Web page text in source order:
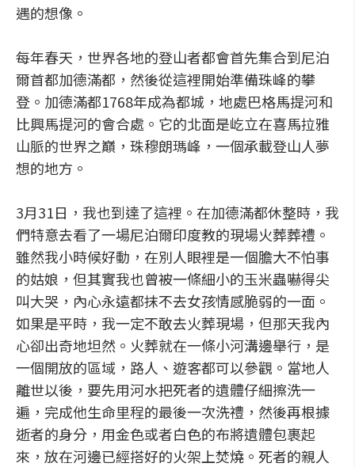
遇的想像。
每年春天，世界各地的登山者都會首先集合到尼泊
爾首都加德滿都，然後從這裡開始準備珠峰的攀
登。加德滿都1768年成為都城，地處巴格馬提河和
比興馬提河的會合處。它的北面是屹立在喜馬拉雅
山脈的世界之巔，珠穆朗瑪峰，一個承載登山人夢
想的地方。
3月31日，我也到達了這裡。在加德滿都休整時，我
們特意去看了一場尼泊爾印度教的現場火葬葬禮。
雖然我小時候好動，在別人眼裡是一個膽大不怕事
的姑娘，但其實我也曾被一條細小的玉米蟲嚇得尖
叫大哭，內心永遠都抹不去女孩情感脆弱的一面。
如果是平時，我一定不敢去火葬現場，但那天我內
心卻出奇地坦然。火葬就在一條小河溝邊舉行，是
一個開放的區域，路人、遊客都可以參觀。當地人
離世以後，要先用河水把死者的遺體仔細擦洗一
遍，完成他生命里程的最後一次洗禮，然後再根據
逝者的身分，用金色或者白色的布將遺體包裹起
來，放在河邊已經搭好的火架上焚燒。死者的親人